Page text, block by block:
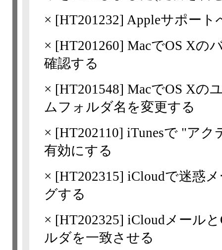
× [HT201232] Appleサポート
× [HT201260] MacでOS Xの
確認する
× [HT201548] MacでOS Xの
ムフォルダ名を変更する
× [HT202110] iTunesで "ア
有効にする
× [HT202315] iCloudで迷惑
グする
× [HT202325] iCloudメール
ルダを一致させる